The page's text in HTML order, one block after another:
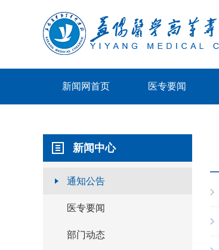
新闻网首页 医专要闻
新闻中心
通知公告
医专要闻
部门动态